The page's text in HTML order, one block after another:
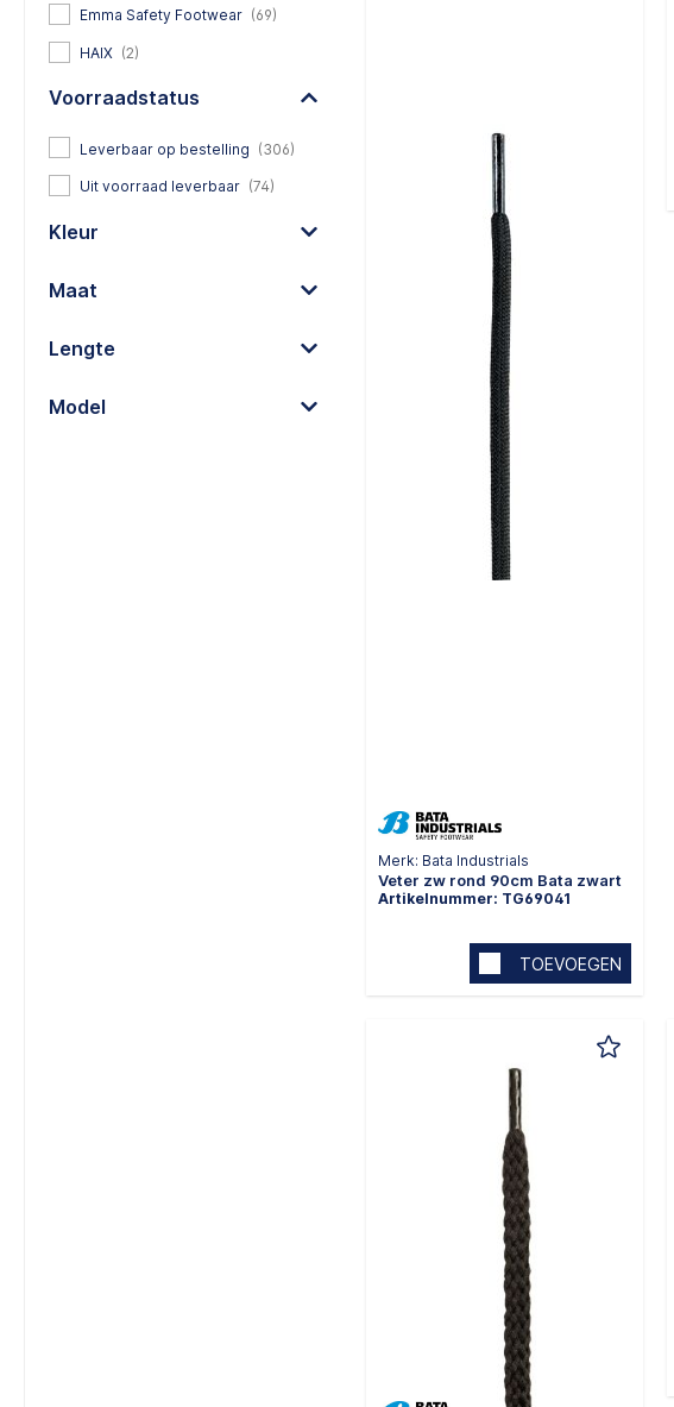
Emma Safety Footwear (69)
HAIX (2)
Voorraadstatus
Leverbaar op bestelling (306)
Uit voorraad leverbaar (74)
Kleur
Maat
Lengte
Model
Merk: Bata Industrials
Veter zw rond 90cm Bata zwart
Artikelnummer: TG69041
TOEVOEGEN